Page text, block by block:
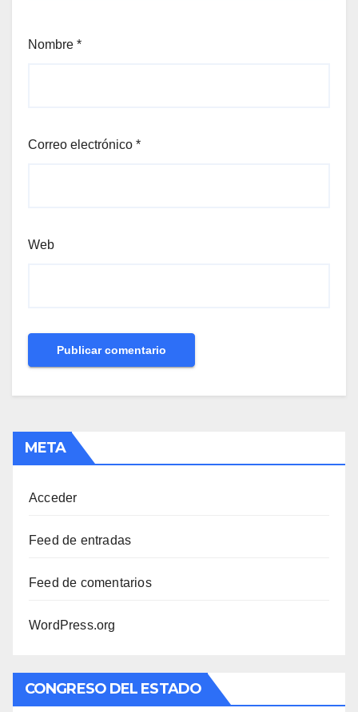
Nombre *
Correo electrónico *
Web
META
Acceder
Feed de entradas
Feed de comentarios
WordPress.org
CONGRESO DEL ESTADO